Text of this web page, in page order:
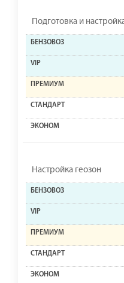
Подготовка и
Настройка геозон